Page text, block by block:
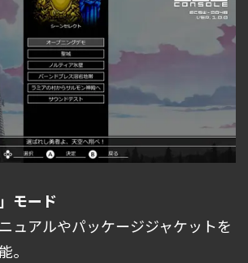
モード
ュアルやパッケージジャケットを
。